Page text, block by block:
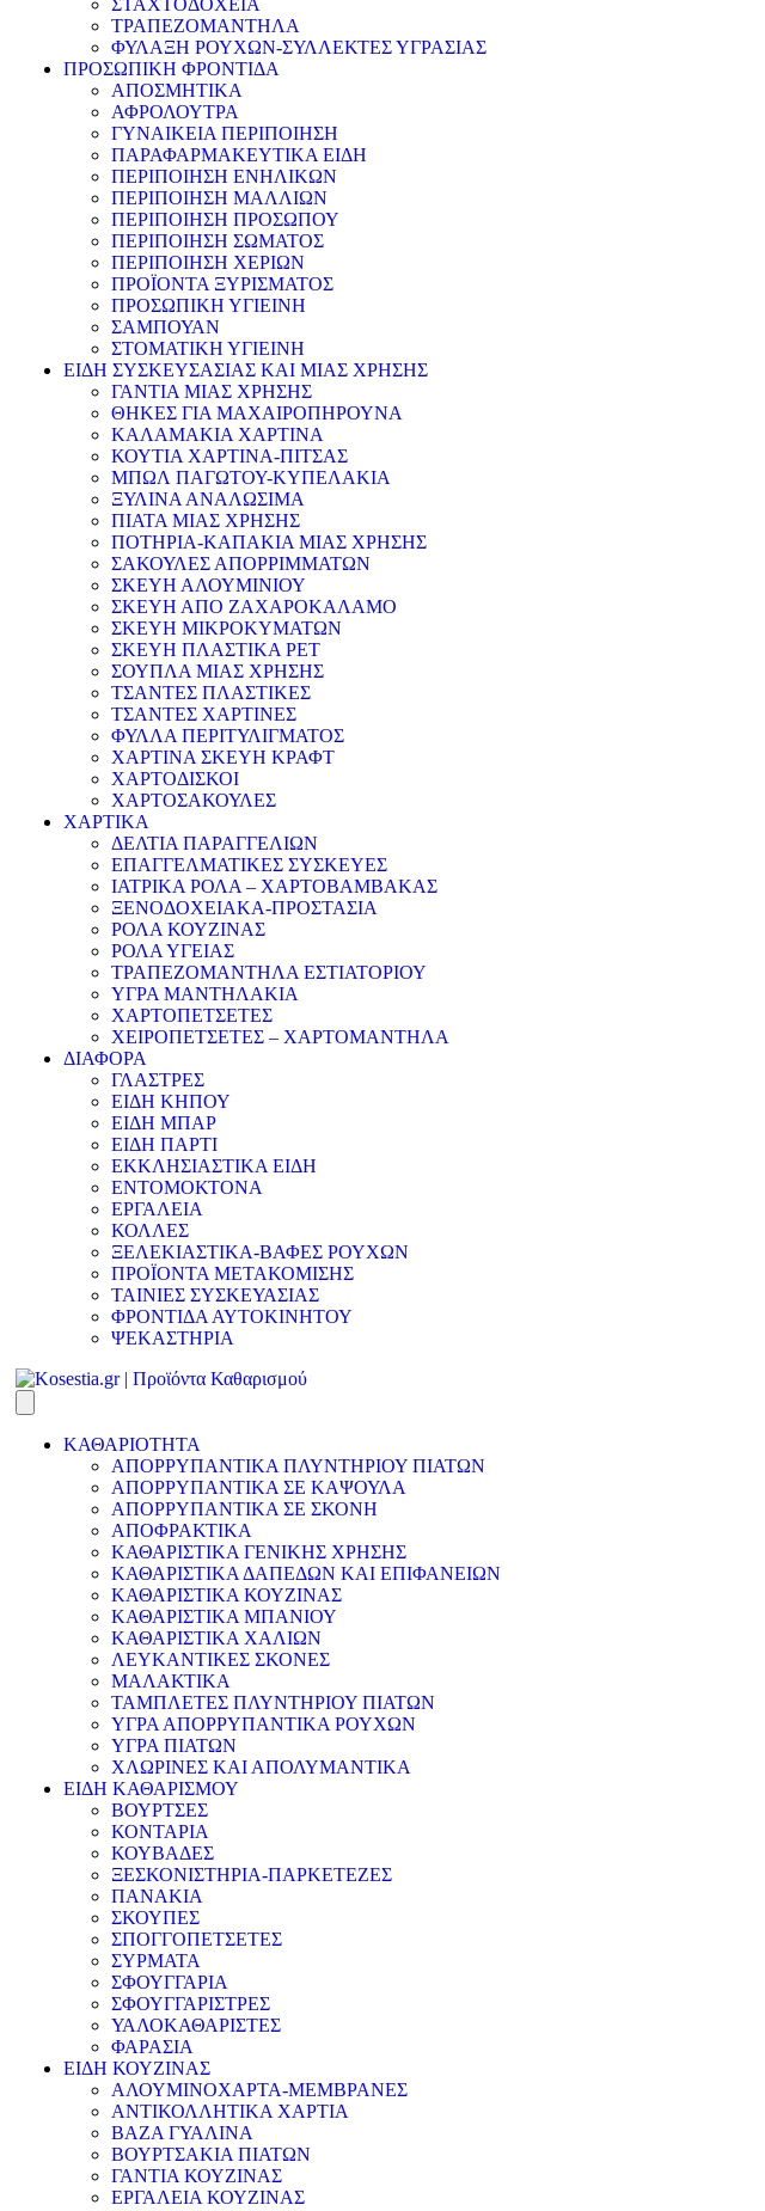
ΣΤΑΧΤΟΔΟΧΕΙΑ
ΤΡΑΠΕΖΟΜΑΝΤΗΛΑ
ΦΥΛΑΞΗ ΡΟΥΧΩΝ-ΣΥΛΛΕΚΤΕΣ ΥΓΡΑΣΙΑΣ
ΠΡΟΣΩΠΙΚΗ ΦΡΟΝΤΙΔΑ
ΑΠΟΣΜΗΤΙΚΑ
ΑΦΡΟΛΟΥΤΡΑ
ΓΥΝΑΙΚΕΙΑ ΠΕΡΙΠΟΙΗΣΗ
ΠΑΡΑΦΑΡΜΑΚΕΥΤΙΚΑ ΕΙΔΗ
ΠΕΡΙΠΟΙΗΣΗ ΕΝΗΛΙΚΩΝ
ΠΕΡΙΠΟΙΗΣΗ ΜΑΛΛΙΩΝ
ΠΕΡΙΠΟΙΗΣΗ ΠΡΟΣΩΠΟΥ
ΠΕΡΙΠΟΙΗΣΗ ΣΩΜΑΤΟΣ
ΠΕΡΙΠΟΙΗΣΗ ΧΕΡΙΩΝ
ΠΡΟΪΟΝΤΑ ΞΥΡΙΣΜΑΤΟΣ
ΠΡΟΣΩΠΙΚΗ ΥΓΙΕΙΝΗ
ΣΑΜΠΟΥΑΝ
ΣΤΟΜΑΤΙΚΗ ΥΓΙΕΙΝΗ
ΕΙΔΗ ΣΥΣΚΕΥΣΑΣΙΑΣ ΚΑΙ ΜΙΑΣ ΧΡΗΣΗΣ
ΓΑΝΤΙΑ ΜΙΑΣ ΧΡΗΣΗΣ
ΘΗΚΕΣ ΓΙΑ ΜΑΧΑΙΡΟΠΗΡΟΥΝΑ
ΚΑΛΑΜΑΚΙΑ ΧΑΡΤΙΝΑ
ΚΟΥΤΙΑ ΧΑΡΤΙΝΑ-ΠΙΤΣΑΣ
ΜΠΩΛ ΠΑΓΩΤΟΥ-ΚΥΠΕΛΑΚΙΑ
ΞΥΛΙΝΑ ΑΝΑΛΩΣΙΜΑ
ΠΙΑΤΑ ΜΙΑΣ ΧΡΗΣΗΣ
ΠΟΤΗΡΙΑ-ΚΑΠΑΚΙΑ ΜΙΑΣ ΧΡΗΣΗΣ
ΣΑΚΟΥΛΕΣ ΑΠΟΡΡΙΜΜΑΤΩΝ
ΣΚΕΥΗ ΑΛΟΥΜΙΝΙΟΥ
ΣΚΕΥΗ ΑΠΟ ΖΑΧΑΡΟΚΑΛΑΜΟ
ΣΚΕΥΗ ΜΙΚΡΟΚΥΜΑΤΩΝ
ΣΚΕΥΗ ΠΛΑΣΤΙΚΑ PET
ΣΟΥΠΛΑ ΜΙΑΣ ΧΡΗΣΗΣ
ΤΣΑΝΤΕΣ ΠΛΑΣΤΙΚΕΣ
ΤΣΑΝΤΕΣ ΧΑΡΤΙΝΕΣ
ΦΥΛΛΑ ΠΕΡΙΤΥΛΙΓΜΑΤΟΣ
ΧΑΡΤΙΝΑ ΣΚΕΥΗ ΚΡΑΦΤ
ΧΑΡΤΟΔΙΣΚΟΙ
ΧΑΡΤΟΣΑΚΟΥΛΕΣ
ΧΑΡΤΙΚΑ
ΔΕΛΤΙΑ ΠΑΡΑΓΓΕΛΙΩΝ
ΕΠΑΓΓΕΛΜΑΤΙΚΕΣ ΣΥΣΚΕΥΕΣ
ΙΑΤΡΙΚΑ ΡΟΛΑ – ΧΑΡΤΟΒΑΜΒΑΚΑΣ
ΞΕΝΟΔΟΧΕΙΑΚΑ-ΠΡΟΣΤΑΣΙΑ
ΡΟΛΑ ΚΟΥΖΙΝΑΣ
ΡΟΛΑ ΥΓΕΙΑΣ
ΤΡΑΠΕΖΟΜΑΝΤΗΛΑ ΕΣΤΙΑΤΟΡΙΟΥ
ΥΓΡΑ ΜΑΝΤΗΛΑΚΙΑ
ΧΑΡΤΟΠΕΤΣΕΤΕΣ
ΧΕΙΡΟΠΕΤΣΕΤΕΣ – ΧΑΡΤΟΜΑΝΤΗΛΑ
ΔΙΑΦΟΡΑ
ΓΛΑΣΤΡΕΣ
ΕΙΔΗ ΚΗΠΟΥ
ΕΙΔΗ ΜΠΑΡ
ΕΙΔΗ ΠΑΡΤΙ
ΕΚΚΛΗΣΙΑΣΤΙΚΑ ΕΙΔΗ
ΕΝΤΟΜΟΚΤΟΝΑ
ΕΡΓΑΛΕΙΑ
ΚΟΛΛΕΣ
ΞΕΛΕΚΙΑΣΤΙΚΑ-ΒΑΦΕΣ ΡΟΥΧΩΝ
ΠΡΟΪΟΝΤΑ ΜΕΤΑΚΟΜΙΣΗΣ
ΤΑΙΝΙΕΣ ΣΥΣΚΕΥΑΣΙΑΣ
ΦΡΟΝΤΙΔΑ ΑΥΤΟΚΙΝΗΤΟΥ
ΨΕΚΑΣΤΗΡΙΑ
ΚΑΘΑΡΙΟΤΗΤΑ
ΑΠΟΡΡΥΠΑΝΤΙΚΑ ΠΛΥΝΤΗΡΙΟΥ ΠΙΑΤΩΝ
ΑΠΟΡΡΥΠΑΝΤΙΚΑ ΣΕ ΚΑΨΟΥΛΑ
ΑΠΟΡΡΥΠΑΝΤΙΚΑ ΣΕ ΣΚΟΝΗ
ΑΠΟΦΡΑΚΤΙΚΑ
ΚΑΘΑΡΙΣΤΙΚΑ ΓΕΝΙΚΗΣ ΧΡΗΣΗΣ
ΚΑΘΑΡΙΣΤΙΚΑ ΔΑΠΕΔΩΝ ΚΑΙ ΕΠΙΦΑΝΕΙΩΝ
ΚΑΘΑΡΙΣΤΙΚΑ ΚΟΥΖΙΝΑΣ
ΚΑΘΑΡΙΣΤΙΚΑ ΜΠΑΝΙΟΥ
ΚΑΘΑΡΙΣΤΙΚΑ ΧΑΛΙΩΝ
ΛΕΥΚΑΝΤΙΚΕΣ ΣΚΟΝΕΣ
ΜΑΛΑΚΤΙΚΑ
ΤΑΜΠΛΕΤΕΣ ΠΛΥΝΤΗΡΙΟΥ ΠΙΑΤΩΝ
ΥΓΡΑ ΑΠΟΡΡΥΠΑΝΤΙΚΑ ΡΟΥΧΩΝ
ΥΓΡΑ ΠΙΑΤΩΝ
ΧΛΩΡΙΝΕΣ ΚΑΙ ΑΠΟΛΥΜΑΝΤΙΚΑ
ΕΙΔΗ ΚΑΘΑΡΙΣΜΟΥ
ΒΟΥΡΤΣΕΣ
ΚΟΝΤΑΡΙΑ
ΚΟΥΒΑΔΕΣ
ΞΕΣΚΟΝΙΣΤΗΡΙΑ-ΠΑΡΚΕΤΕΖΕΣ
ΠΑΝΑΚΙΑ
ΣΚΟΥΠΕΣ
ΣΠΟΓΓΟΠΕΤΣΕΤΕΣ
ΣΥΡΜΑΤΑ
ΣΦΟΥΓΓΑΡΙΑ
ΣΦΟΥΓΓΑΡΙΣΤΡΕΣ
ΥΑΛΟΚΑΘΑΡΙΣΤΕΣ
ΦΑΡΑΣΙΑ
ΕΙΔΗ ΚΟΥΖΙΝΑΣ
ΑΛΟΥΜΙΝΟΧΑΡΤΑ-ΜΕΜΒΡΑΝΕΣ
ΑΝΤΙΚΟΛΛΗΤΙΚΑ ΧΑΡΤΙΑ
ΒΑΖΑ ΓΥΑΛΙΝΑ
ΒΟΥΡΤΣΑΚΙΑ ΠΙΑΤΩΝ
ΓΑΝΤΙΑ ΚΟΥΖΙΝΑΣ
ΕΡΓΑΛΕΙΑ ΚΟΥΖΙΝΑΣ